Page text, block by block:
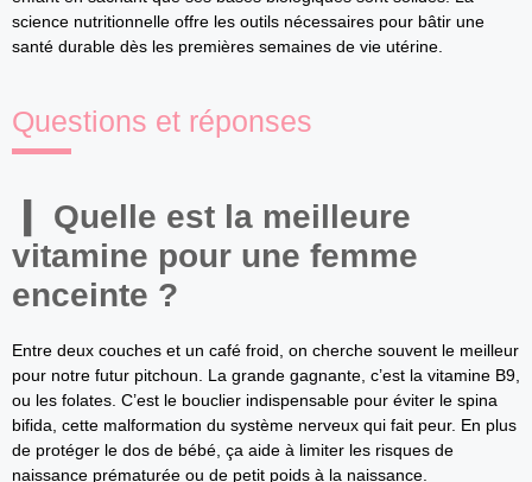
science nutritionnelle offre les outils nécessaires pour bâtir une
santé durable dès les premières semaines de vie utérine.
Questions et réponses
Quelle est la meilleure
vitamine pour une femme
enceinte ?
Entre deux couches et un café froid, on cherche souvent le meilleur
pour notre futur pitchoun. La grande gagnante, c’est la vitamine B9,
ou les folates. C’est le bouclier indispensable pour éviter le spina
bifida, cette malformation du système nerveux qui fait peur. En plus
de protéger le dos de bébé, ça aide à limiter les risques de
naissance prématurée ou de petit poids à la naissance.